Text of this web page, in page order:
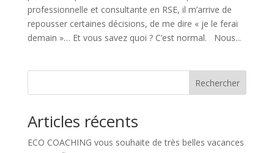
professionnelle et consultante en RSE, il m’arrive de
repousser certaines décisions, de me dire « je le ferai
demain »… Et vous savez quoi ? C’est normal. Nous...
Rechercher
Articles récents
ECO COACHING vous souhaite de très belles vacances